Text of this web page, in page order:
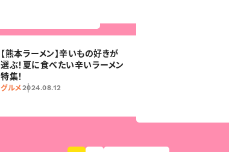
【熊本ラーメン】辛いもの好きが
選ぶ！夏に食べたい辛いラーメン
特集！
グルメ2024.08.12